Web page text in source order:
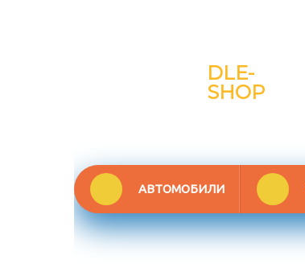
DLE-
SHOP
АВТОМОБИЛИ